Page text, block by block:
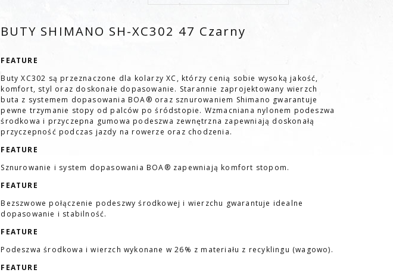
BUTY SHIMANO SH-XC302 47 Czarny
FEATURE
Buty XC302 są przeznaczone dla kolarzy XC, którzy cenią sobie wysoką jakość,
komfort, styl oraz doskonałe dopasowanie. Starannie zaprojektowany wierzch
buta z systemem dopasowania BOA® oraz sznurowaniem Shimano gwarantuje
pewne trzymanie stopy od palców po śródstopie. Wzmacniana nylonem podeszwa
środkowa i przyczepna gumowa podeszwa zewnętrzna zapewniają doskonałą
przyczepność podczas jazdy na rowerze oraz chodzenia.
FEATURE
Sznurowanie i system dopasowania BOA® zapewniają komfort stopom.
FEATURE
Bezszwowe połączenie podeszwy środkowej i wierzchu gwarantuje idealne
dopasowanie i stabilność.
FEATURE
Podeszwa środkowa i wierzch wykonane w 26% z materiału z recyklingu (wagowo).
FEATURE